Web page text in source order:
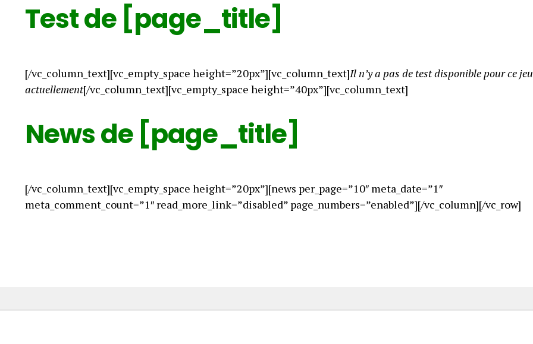
Test de [page_title]
[/vc_column_text][vc_empty_space height=”20px”][vc_column_text]Il n’y a pas de test disponible pour ce jeu
actuellement[/vc_column_text][vc_empty_space height=”40px”][vc_column_text]
News de [page_title]
[/vc_column_text][vc_empty_space height=”20px”][news per_page=”10″ meta_date=”1″
meta_comment_count=”1″ read_more_link=”disabled” page_numbers=”enabled”][/vc_column][/vc_row]